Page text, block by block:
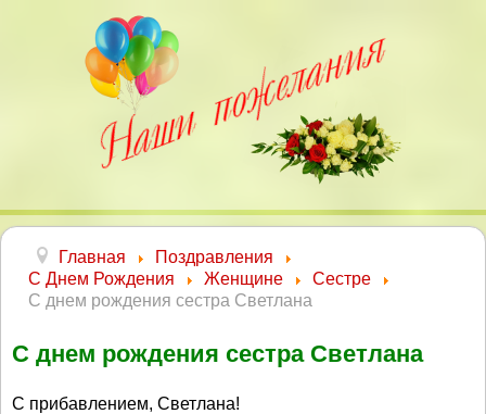
Главная
Поздравления
С Днем Рождения
Женщине
Сестре
С днем рождения сестра Светлана
С днем рождения сестра Светлана
С прибавлением, Светлана!